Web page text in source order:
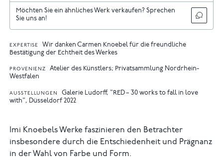
Möchten Sie ein ähnliches Werk verkaufen? Sprechen
Sie uns an!
EXPERTISE
Wir danken Carmen Knoebel für die freundliche
Bestätigung der Echtheit des Werkes
PROVENIENZ
Atelier des Künstlers; Privatsammlung Nordrhein-
Westfalen
AUSSTELLUNGEN
Galerie Ludorff, "RED – 30 works to fall in love
with", Düsseldorf 2022
Imi Knoebels Werke faszinieren den Betrachter
insbesondere durch die Entschiedenheit und Prägnanz
in der Wahl von Farbe und Form.